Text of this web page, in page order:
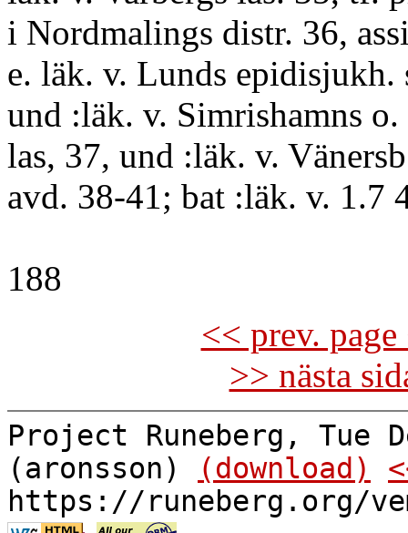
i Nordmalings distr. 36,
e. läk. v. Lunds epidisjukh.
und :läk. v. Simrishamns
las, 37, und :läk. v.
avd. 38-41; bat :läk. v. 1.7
188
<< prev.
>> nästa
Project Runeberg, Tue
(aronsson)
(download)
https://runeberg.org/